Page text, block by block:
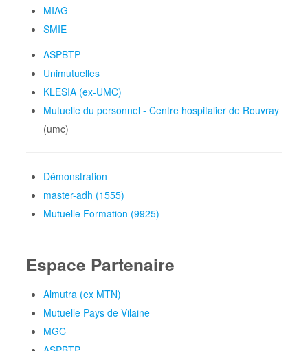
MIAG
SMIE
ASPBTP
Unimutuelles
KLESIA (ex-UMC)
Mutuelle du personnel - Centre hospitalier de Rouvray
(umc)
Démonstration
master-adh (1555)
Mutuelle Formation (9925)
Espace Partenaire
Almutra (ex MTN)
Mutuelle Pays de Vilaine
MGC